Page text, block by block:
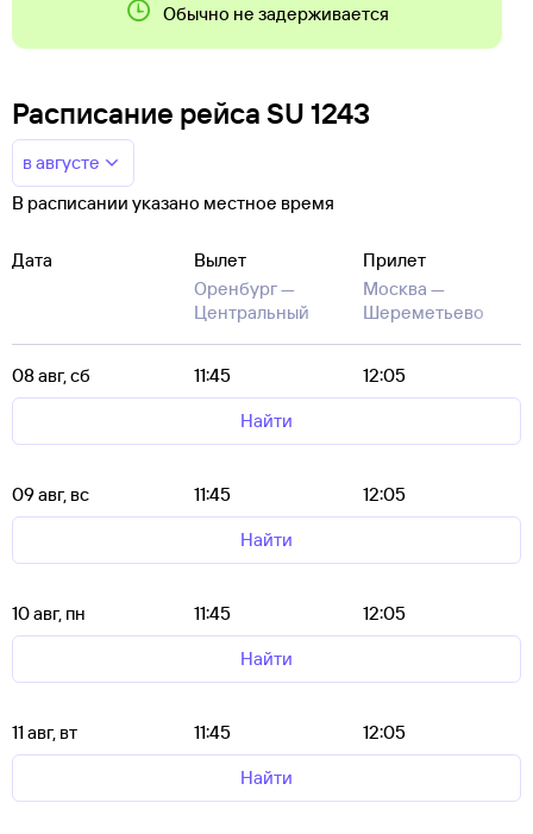
Обычно не задерживается
Расписание рейса SU 1243
в августе
В расписании указано местное время
Дата
Вылет
Оренбург —
Центральный
Прилет
Москва —
Шереметьево
08 авг, сб 11:45
12:05
Найти
09 авг, вс 11:45
12:05
Найти
10 авг, пн 11:45
12:05
Найти
11 авг, вт 11:45
12:05
Найти